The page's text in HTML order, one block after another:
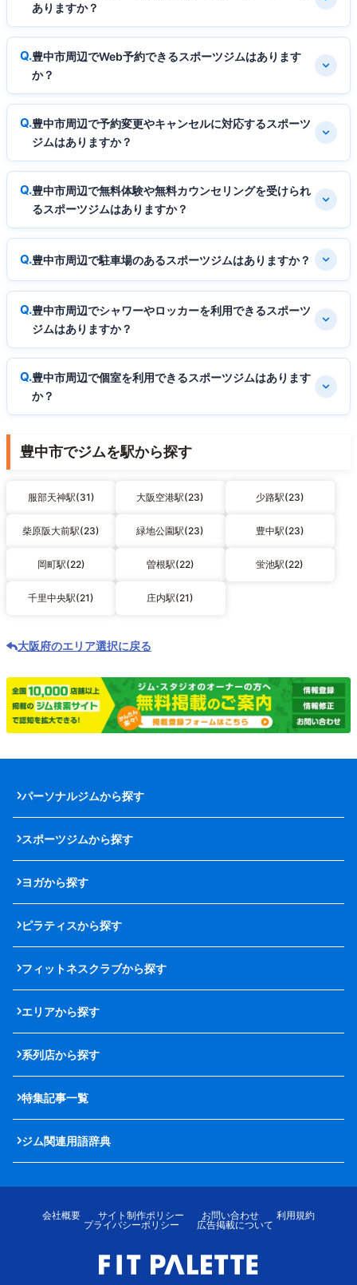
ありますか？
豊中市周辺でWeb予約できるスポーツジムはあります
か？
豊中市周辺で予約変更やキャンセルに対応するスポーツ
ジムはありますか？
豊中市周辺で無料体験や無料カウンセリングを受けられ
るスポーツジムはありますか？
豊中市周辺で駐車場のあるスポーツジムはありますか？
豊中市周辺でシャワーやロッカーを利用できるスポーツ
ジムはありますか？
豊中市周辺で個室を利用できるスポーツジムはあります
か？
豊中市でジムを駅から探す
服部天神駅(31) 大阪空港駅(23) 少路駅(23)
柴原阪大前駅(23) 緑地公園駅(23) 豊中駅(23)
岡町駅(22) 曽根駅(22) 蛍池駅(22)
千里中央駅(21) 庄内駅(21)
大阪府のエリア選択に戻る
パーソナルジムから探す
スポーツジムから探す
ヨガから探す
ピラティスから探す
フィットネスクラブから探す
エリアから探す
系列店から探す
特集記事一覧
ジム関連用語辞典
会社概要 サイト制作ポリシー お問い合わせ
利用規約
プライバシーポリシー
広告掲載について